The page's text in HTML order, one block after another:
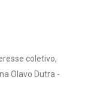
coletivo,
Olavo Dutra -